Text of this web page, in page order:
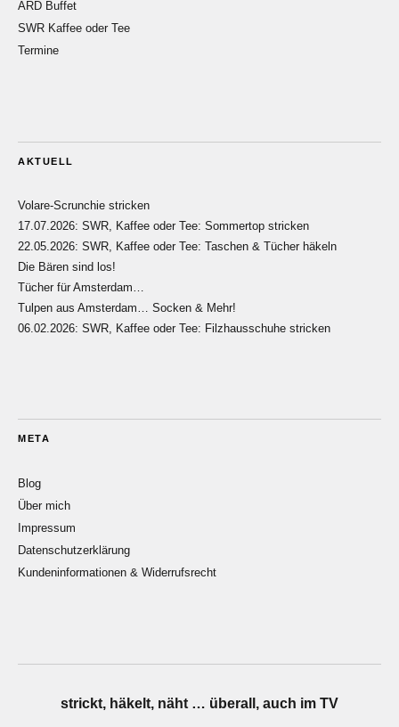
ARD Buffet
SWR Kaffee oder Tee
Termine
AKTUELL
Volare-Scrunchie stricken
17.07.2026: SWR, Kaffee oder Tee: Sommertop stricken
22.05.2026: SWR, Kaffee oder Tee: Taschen & Tücher häkeln
Die Bären sind los!
Tücher für Amsterdam…
Tulpen aus Amsterdam… Socken & Mehr!
06.02.2026: SWR, Kaffee oder Tee: Filzhausschuhe stricken
META
Blog
Über mich
Impressum
Datenschutzerklärung
Kundeninformationen & Widerrufsrecht
strickt, häkelt, näht … überall, auch im TV